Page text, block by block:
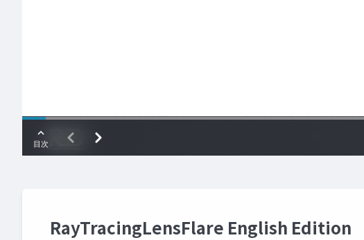
RayTracingLensFlare English Edition